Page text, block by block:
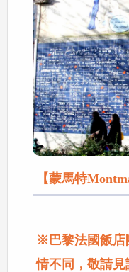
【蒙馬特
※巴黎法國飯店
情不同，敬請見